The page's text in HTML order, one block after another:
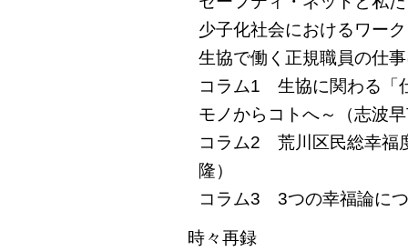
少子化社会におけるワー
生協で働く正規職員の仕
コラム1 生協に関わる
モノからコトへ～（志波
コラム2 荒川区民総幸福
隆）
コラム3 3つの幸福論に
時々再録